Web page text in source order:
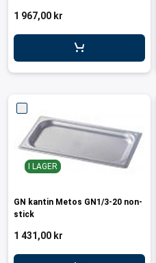
1 967,00 kr
I LAGER
GN kantin Metos GN1/3-20 non-
stick
1 431,00 kr